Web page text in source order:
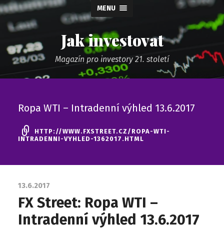
MENU
Jak investovat
Magazín pro investory 21. století
Ropa WTI – Intradenní výhled 13.6.2017
HTTP://WWW.FXSTREET.CZ/ROPA-WTI-
INTRADENNI-VYHLED-1362017.HTML
13.6.2017
FX Street: Ropa WTI –
Intradenní výhled 13.6.2017